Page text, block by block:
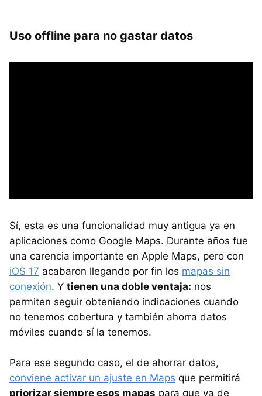
Uso offline para no gastar datos
Sí, esta es una funcionalidad muy antigua ya en
aplicaciones como Google Maps. Durante años fue
una carencia importante en Apple Maps, pero con
iOS 17 acabaron llegando por fin los mapas sin
conexión. Y tienen una doble ventaja: nos
permiten seguir obteniendo indicaciones cuando
no tenemos cobertura y también ahorra datos
móviles cuando sí la tenemos.
Para ese segundo caso, el de ahorrar datos,
conviene activar un ajuste en Maps que permitirá
priorizar siempre esos mapas para que ya de